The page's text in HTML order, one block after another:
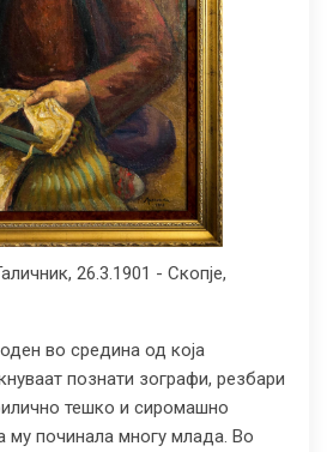
26.3.1901 - Скопје,
во средина од која
познати зографи, резбари
тешко и сиромашно
му починала многу млада. Во